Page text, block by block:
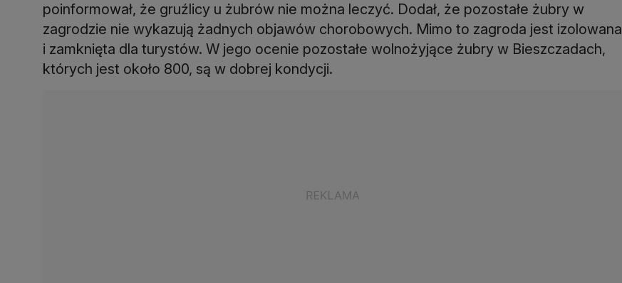
poinformował, że gruźlicy u żubrów nie można leczyć. Dodał, że pozostałe żubry w
zagrodzie nie wykazują żadnych objawów chorobowych. Mimo to zagroda jest izolowana
i zamknięta dla turystów. W jego ocenie pozostałe wolnożyjące żubry w Bieszczadach,
których jest około 800, są w dobrej kondycji.